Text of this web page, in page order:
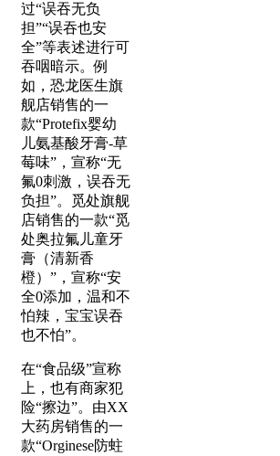
过“误吞无负
担”“误吞也安
全”等表述进行可
吞咽暗示。例
如，恐龙医生旗
舰店销售的一
款“Protefix婴幼
儿氨基酸牙膏-草
莓味”，宣称“无
氟0刺激，误吞无
负担”。觅处旗舰
店销售的一款“觅
处奥拉氟儿童牙
膏（清新香
橙）”，宣称“安
全0添加，温和不
怕辣，宝宝误吞
也不怕”。
在“食品级”宣称
上，也有商家犯
险“擦边”。由XX
大药房销售的一
款“Orginese防蛀